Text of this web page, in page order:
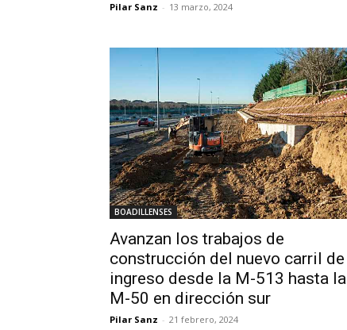
Pilar Sanz - 13 marzo, 2024
BOADILLENSES
Avanzan los trabajos de
construcción del nuevo carril de
ingreso desde la M-513 hasta la
M-50 en dirección sur
Pilar Sanz - 21 febrero, 2024